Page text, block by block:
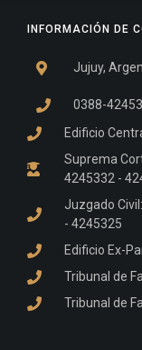
INFORMACIÓN DE
Jujuy,
0388-
Edificio
Suprema
4245332 -
Juzgado
- 4245325
Edificio Ex-
Tribunal de
Tribunal de